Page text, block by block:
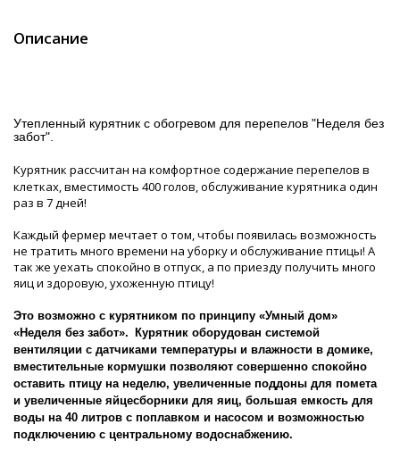
Описание
Утепленный курятник с обогревом для перепелов "Неделя без
забот".
Курятник рассчитан на комфортное содержание перепелов в
клетках, вместимость 400 голов, обслуживание курятника один
раз в 7 дней!
Каждый фермер мечтает о том, чтобы появилась возможность
не тратить много времени на уборку и обслуживание птицы! А
так же уехать спокойно в отпуск, а по приезду получить много
яиц и здоровую, ухоженную птицу!
Это возможно с курятником по принципу «Умный дом»
«Неделя без забот».
Курятник оборудован системой
вентиляции с датчиками температуры и влажности в домике,
вместительные кормушки позволяют совершенно спокойно
оставить птицу на неделю, увеличенные поддоны для помета
и увеличенные яйцесборники для яиц, большая емкость для
воды на 40 литров с поплавком и насосом и возможностью
подключению с центральному водоснабжению.